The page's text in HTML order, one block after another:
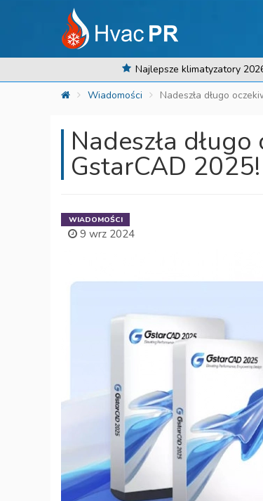
Najlepsze klimatyzatory
Wiadomości
Nadeszła długo
Nadeszła
GstarCAD 2025!
WIADOMOŚCI
9 wrz 2024